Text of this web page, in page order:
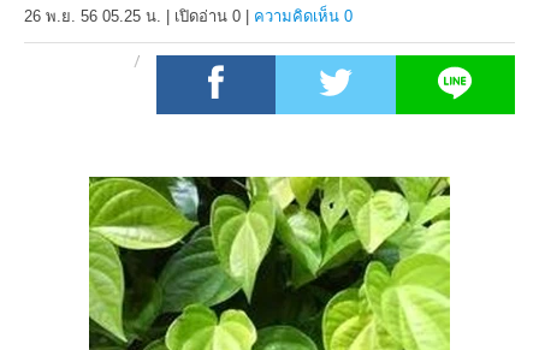
26 พ.ย. 56 05.25 น. เปิดอ่าน 0 ความคิดเห็น 0